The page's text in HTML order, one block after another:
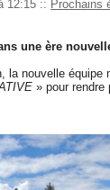
12:15 :: Prochains
une ère
la nouvelle équipe
» pour rendre